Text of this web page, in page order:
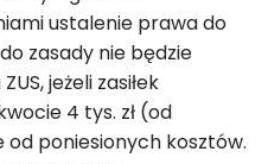
ustalenie prawa do
zasady nie będzie
jeżeli zasiłek
4 tys. zł (od
od poniesionych kosztów.